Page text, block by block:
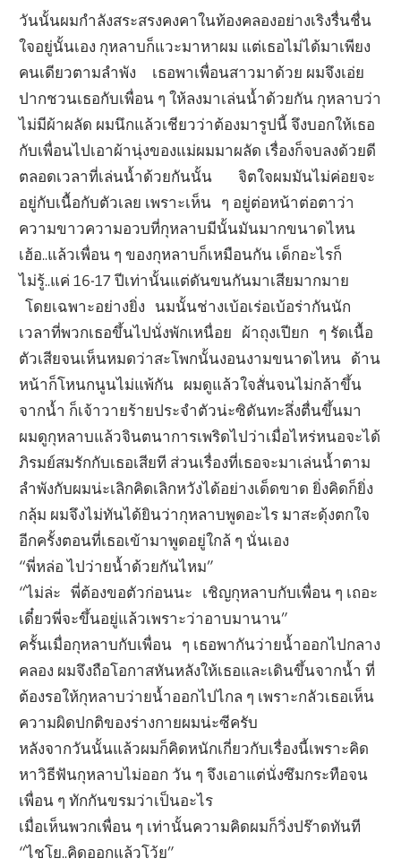
วันนั้นผมกำลังสระสรงคงคาในท้องคลองอย่างเริงรื่นชื่น
ใจอยู่นั้นเอง กุหลาบก็แวะมาหาผม แต่เธอไม่ได้มาเพียง
คนเดียวตามลำพัง เธอพาเพื่อนสาวมาด้วย ผมจึงเอ่ย
ปากชวนเธอกับเพื่อน ๆ ให้ลงมาเล่นน้ำด้วยกัน กุหลาบว่า
ไม่มีผ้าผลัด ผมนึกแล้วเชียวว่าต้องมารูปนี้ จึงบอกให้เธอ
กับเพื่อนไปเอาผ้านุ่งของแม่ผมมาผลัด เรื่องก็จบลงด้วยดี
ตลอดเวลาที่เล่นน้ำด้วยกันนั้น จิตใจผมมันไม่ค่อยจะ
อยู่กับเนื้อกับตัวเลย เพราะเห็น ๆ อยู่ต่อหน้าต่อตาว่า
ความขาวความอวบที่กุหลาบมีนั้นมันมากขนาดไหน
เฮ้อ..แล้วเพื่อน ๆ ของกุหลาบก็เหมือนกัน เด็กอะไรก็
ไม่รู้..แค่ 16-17 ปีเท่านั้นแต่ดันขนกันมาเสียมากมาย
โดยเฉพาะอย่างยิ่ง นมนั้นช่างเบ้อเร่อเบ้อร่ากันนัก
เวลาที่พวกเธอขึ้นไปนั่งพักเหนื่อย ผ้าถุงเปียก ๆ รัดเนื้อ
ตัวเสียจนเห็นหมดว่าสะโพกนั้นงอนงามขนาดไหน ด้าน
หน้าก็โหนกนูนไม่แพ้กัน ผมดูแล้วใจสั่นจนไม่กล้าขึ้น
จากน้ำ ก็เจ้าวายร้ายประจำตัวน่ะซิดันทะลึ่งตื่นขึ้นมา
ผมดูกุหลาบแล้วจินตนาการเพริดไปว่าเมื่อไหร่หนอจะได้
ภิรมย์สมรักกับเธอเสียที ส่วนเรื่องที่เธอจะมาเล่นน้ำตาม
ลำพังกับผมน่ะเลิกคิดเลิกหวังได้อย่างเด็ดขาด ยิ่งคิดก็ยิ่ง
กลุ้ม ผมจึงไม่ทันได้ยินว่ากุหลาบพูดอะไร มาสะดุ้งตกใจ
อีกครั้งตอนที่เธอเข้ามาพูดอยู่ใกล้ ๆ นั่นเอง
“พี่หล่อ ไปว่ายน้ำด้วยกันไหม”
“ไม่ล่ะ พี่ต้องขอตัวก่อนนะ เชิญกุหลาบกับเพื่อน ๆ เถอะ
เดี๋ยวพี่จะขึ้นอยู่แล้วเพราะว่าอาบมานาน”
ครั้นเมื่อกุหลาบกับเพื่อน ๆ เธอพากันว่ายน้ำออกไปกลาง
คลอง ผมจึงถือโอกาสหันหลังให้เธอและเดินขึ้นจากน้ำ ที่
ต้องรอให้กุหลาบว่ายน้ำออกไปไกล ๆ เพราะกลัวเธอเห็น
ความผิดปกติของร่างกายผมน่ะซีครับ
หลังจากวันนั้นแล้วผมก็คิดหนักเกี่ยวกับเรื่องนี้เพราะคิด
หาวิธีฟันกุหลาบไม่ออก วัน ๆ จึงเอาแต่นั่งซึมกระทือจน
เพื่อน ๆ ทักกันขรมว่าเป็นอะไร
เมื่อเห็นพวกเพื่อน ๆ เท่านั้นความคิดผมก็วิ่งปร๊าดทันที
“ไชโย..คิดออกแล้วโว้ย”